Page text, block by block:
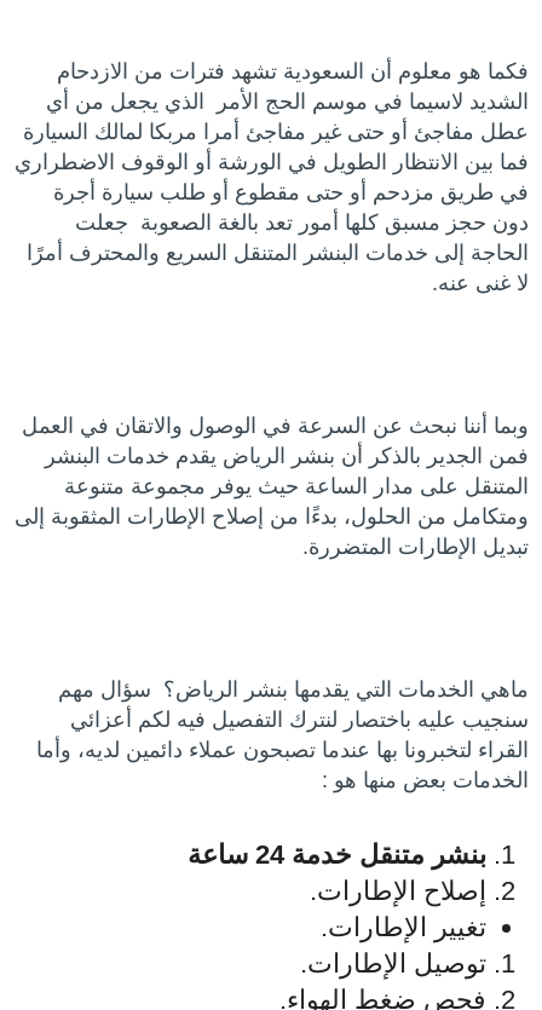
فكما هو معلوم أن السعودية تشهد فترات من الازدحام
الشديد لاسيما في موسم الحج الأمر الذي يجعل من أي
عطل مفاجئ أو حتى غير مفاجئ أمرا مربكا لمالك السيارة
فما بين الانتظار الطويل في الورشة أو الوقوف الاضطراري
في طريق مزدحم أو حتى مقطوع أو طلب سيارة أجرة
دون حجز مسبق كلها أمور تعد بالغة الصعوبة جعلت
الحاجة إلى خدمات البنشر المتنقل السريع والمحترف أمرًا
لا غنى عنه.
وبما أننا نبحث عن السرعة في الوصول والاتقان في العمل
فمن الجدير بالذكر أن بنشر الرياض يقدم خدمات البنشر
المتنقل على مدار الساعة حيث يوفر مجموعة متنوعة
ومتكامل من الحلول، بدءًا من إصلاح الإطارات المثقوبة إلى
تبديل الإطارات المتضررة.
ماهي الخدمات التي يقدمها بنشر الرياض؟ سؤال مهم
سنجيب عليه باختصار لنترك التفصيل فيه لكم أعزائي
القراء لتخبرونا بها عندما تصبحون عملاء دائمين لديه، وأما
الخدمات بعض منها هو :
بنشر متنقل خدمة 24 ساعة
إصلاح الإطارات.
تغيير الإطارات.
توصيل الإطارات.
فحص ضغط الهواء.